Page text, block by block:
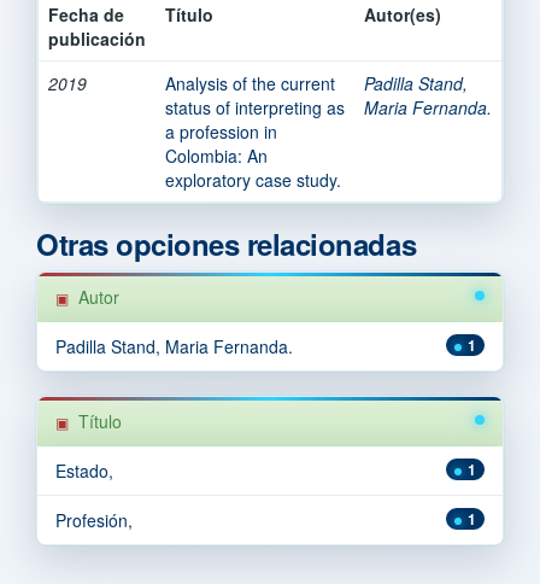
Fecha de
publicación
Título Autor(es)
2019
Analysis of the current
status of interpreting as
a profession in
Colombia: An
exploratory case study.
Padilla Stand,
Maria Fernanda.
Otras opciones relacionadas
Autor
1
Padilla Stand, Maria Fernanda.
Título
1
Estado,
1
Profesión,